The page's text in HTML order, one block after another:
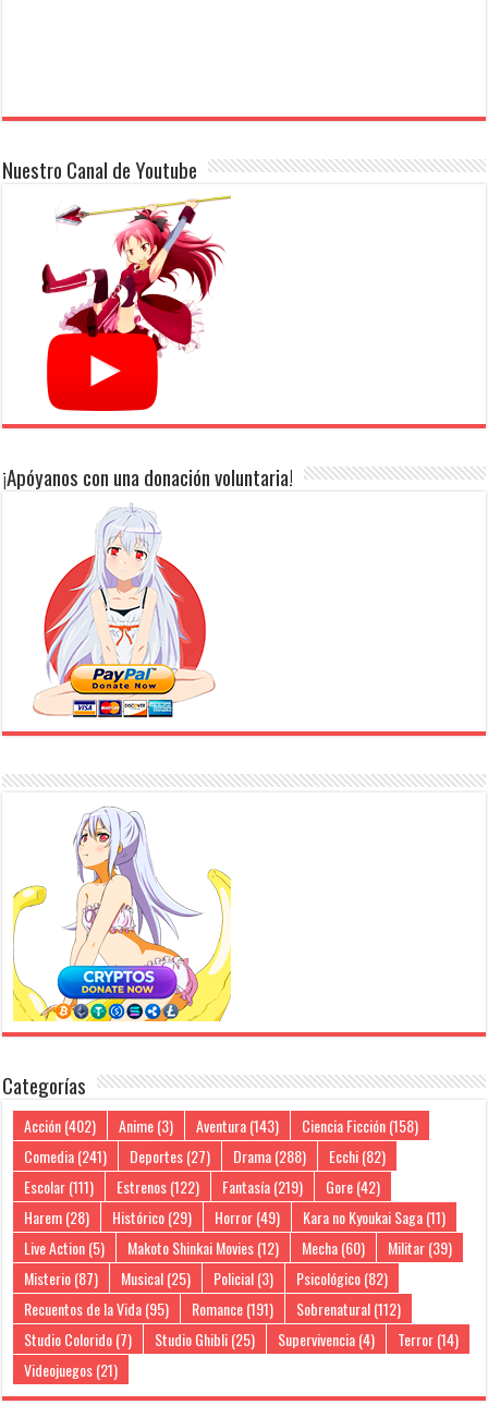
Nuestro Canal de Youtube
¡Apóyanos con una donación voluntaria!
Categorías
Acción(402) Anime(3) Aventura(143) Ciencia Ficción(158)
Comedia(241) Deportes(27) Drama(288) Ecchi(82)
Escolar(111) Estrenos(122) Fantasía(219) Gore(42)
Harem(28) Histórico(29) Horror(49) Kara no Kyoukai Saga(11)
Live Action(5) Makoto Shinkai Movies(12) Mecha(60) Militar(39)
Misterio(87) Musical(25) Policial(3) Psicológico(82)
Recuentos de la Vida(95) Romance(191) Sobrenatural(112)
Studio Colorido(7) Studio Ghibli(25) Supervivencia(4) Terror(14)
Videojuegos(21)